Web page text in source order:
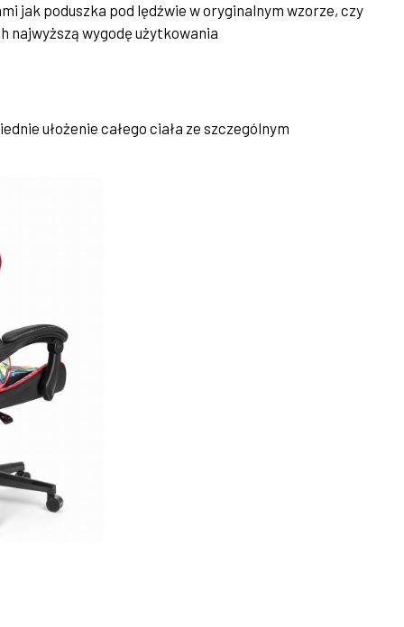
jak poduszka pod lędźwie w oryginalnym wzorze, czy
najwyższą wygodę użytkowania
ułożenie całego ciała ze szczególnym